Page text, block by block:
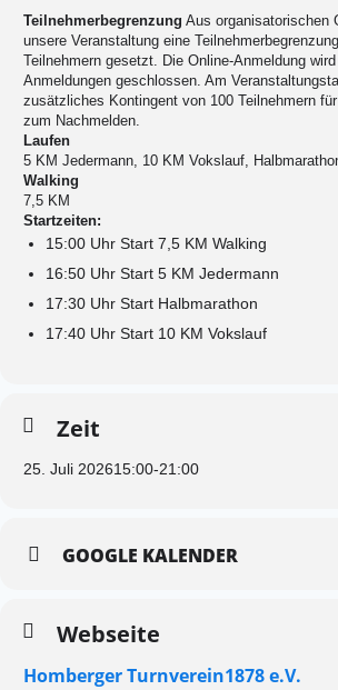
Teilnehmerbegrenzung Aus organisatorischen
unsere Veranstaltung eine
Teilnehmern gesetzt. Die Online-Anmeldung
Anmeldungen geschlossen. Am
zusätzliches Kontingent von 100 Teilnehmern
zum Nachmelden.
Laufen
5 KM Jedermann, 10 KM Vokslauf,
Walking
7,5 KM
Startzeiten:
15:00 Uhr Start 7,5 KM Walking
16:50 Uhr Start 5 KM Jedermann
17:30 Uhr Start Halbmarathon
17:40 Uhr Start 10 KM Vokslauf
Zeit
25. Juli 202615:00-21:00
GOOGLE KALENDER
Webseite
Homberger Turnverein1878 e.V.